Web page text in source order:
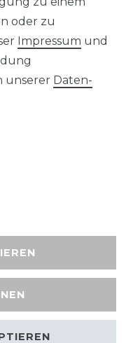
mit
oder zu
Impressum und
unserer Daten­